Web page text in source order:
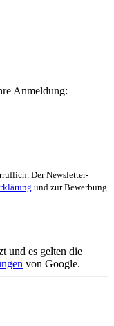
Anmeldung:
Der Newsletter-
und zur Bewerbung
und es gelten die
von Google.